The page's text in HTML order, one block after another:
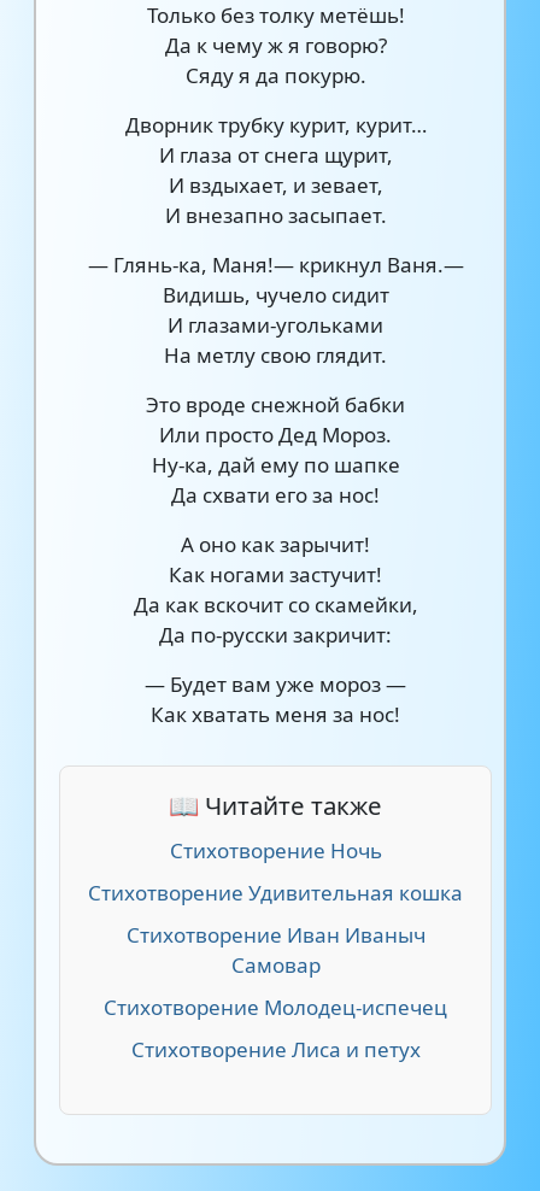
Только без толку метёшь!
Да к чему ж я говорю?
Сяду я да покурю.
Дворник трубку курит, курит…
И глаза от снега щурит,
И вздыхает, и зевает,
И внезапно засыпает.
— Глянь-ка, Маня!— крикнул Ваня.—
Видишь, чучело сидит
И глазами-угольками
На метлу свою глядит.
Это вроде снежной бабки
Или просто Дед Мороз.
Ну-ка, дай ему по шапке
Да схвати его за нос!
А оно как зарычит!
Как ногами застучит!
Да как вскочит со скамейки,
Да по-русски закричит:
— Будет вам уже мороз —
Как хватать меня за нос!
📖 Читайте также
Стихотворение Ночь
Стихотворение Удивительная кошка
Стихотворение Иван Иваныч
Самовар
Стихотворение Молодец-испечец
Стихотворение Лиса и петух